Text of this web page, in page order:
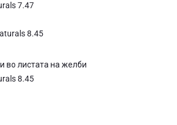
7.47
во листата на желби
8.45